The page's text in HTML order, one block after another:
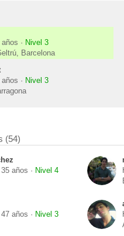
· Nivel 3
Barcelona
· Nivel 3
(54)
años · Nivel 4
años · Nivel 3